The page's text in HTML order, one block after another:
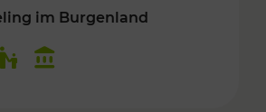
im Burgenland